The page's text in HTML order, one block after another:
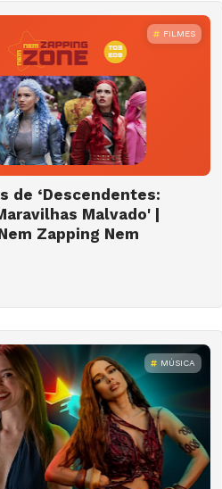
FILMES
de ‘Descendentes:
Malvado' |
Zapping Nem
MÚSICA